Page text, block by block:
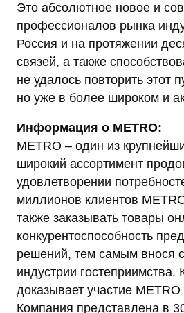
Это абсолютное новое и
профессионалов рынка
Россия и на протяжении
связей, а также
не удалось повторить этот
но уже в более широком и
Информация о METRO:
METRO – один из
широкий ассортимент
удовлетворении
миллионов клиентов
также заказывать товары
конкурентоспособность
решений, тем самым внося
индустрии
доказывает участие
Компания представлена в